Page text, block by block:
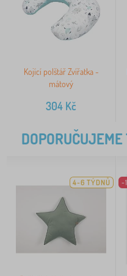
Kojící polštář Zvířatka -
mátový
304 Kč
DOPORUČUJEME
4-6 TÝDNŮ -